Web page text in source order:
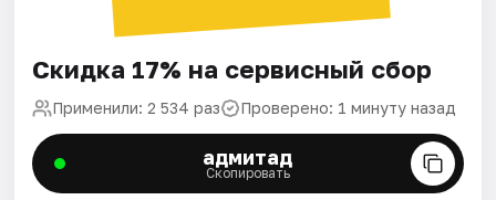
Скидка 17% на сервисный сбор
Применили: 2 534 раз Проверено: 1 минуту назад
адмитад
Скопировать